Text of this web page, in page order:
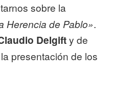
sobre la
Herencia de Pablo».
Delgifty de
presentación de los